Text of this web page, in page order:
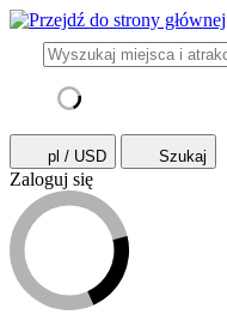
pl / USD Szukaj
Zaloguj się